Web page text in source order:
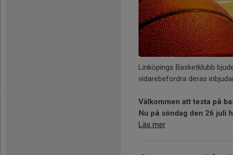
Linköpings Basketklubb
vidarebefordra deras
Välkommen att testa på
Nu på söndag den 26 juli
Läs mer